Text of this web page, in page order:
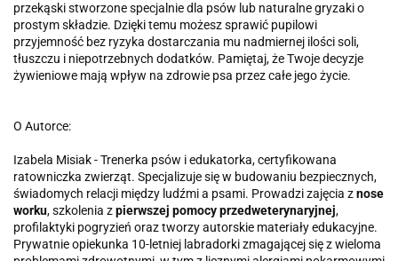
przekąski stworzone specjalnie dla psów lub naturalne gryzaki o
prostym składzie. Dzięki temu możesz sprawić pupilowi
przyjemność bez ryzyka dostarczania mu nadmiernej ilości soli,
tłuszczu i niepotrzebnych dodatków. Pamiętaj, że Twoje decyzje
żywieniowe mają wpływ na zdrowie psa przez całe jego życie.
O Autorce:
Izabela Misiak - Trenerka psów i edukatorka, certyfikowana
ratowniczka zwierząt. Specjalizuje się w budowaniu bezpiecznych,
świadomych relacji między ludźmi a psami. Prowadzi zajęcia znose
worku, szkolenia zpierwszej pomocy przedweterynaryjnej,
profilaktyki pogryzień oraz tworzy autorskie materiały edukacyjne.
Prywatnie opiekunka 10-letniej labradorki zmagającej się z wieloma